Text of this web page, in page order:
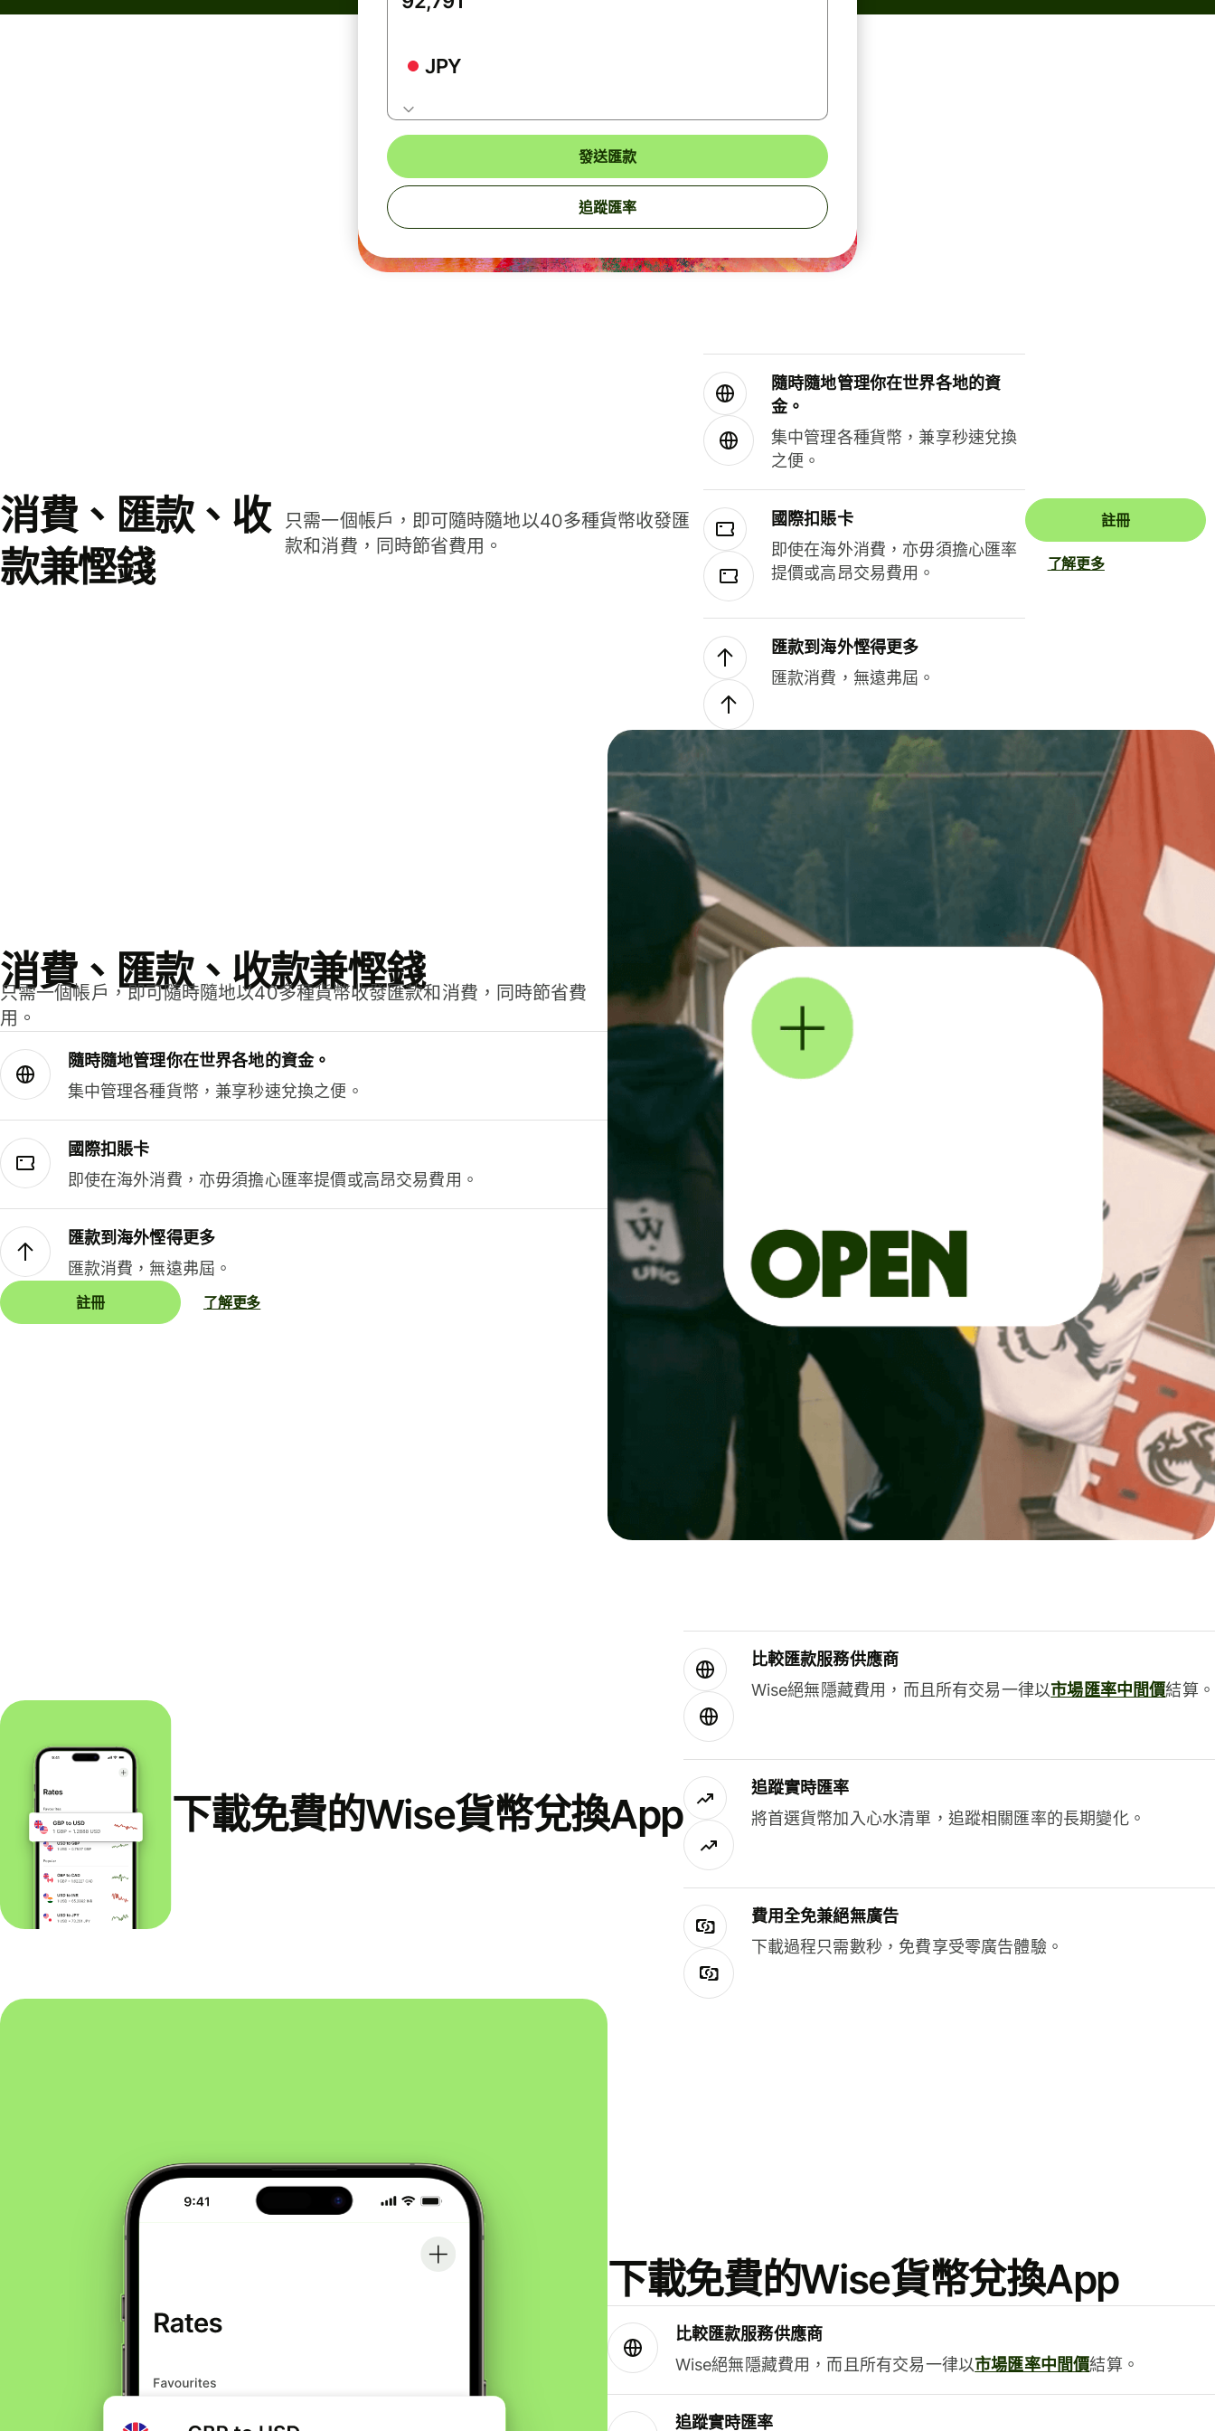
JPY
發送匯款
追蹤匯率
消費、匯款、收
款兼慳錢
只需一個帳戶，即可隨時隨地以40多種貨幣收發匯
款和消費，同時節省費用。
隨時隨地管理你在世界各地的資
金。
集中管理各種貨幣，兼享秒速兌換
之便。
國際扣賬卡
即使在海外消費，亦毋須擔心匯率
提價或高昂交易費用。
匯款到海外慳得更多
匯款消費，無遠弗屆。
註冊
了解更多
消費、匯款、收款兼慳錢
只需一個帳戶，即可隨時隨地以40多種貨幣收發匯款和消費，同時節省費
用。
隨時隨地管理你在世界各地的資金。
集中管理各種貨幣，兼享秒速兌換之便。
國際扣賬卡
即使在海外消費，亦毋須擔心匯率提價或高昂交易費用。
匯款到海外慳得更多
匯款消費，無遠弗屆。
註冊 了解更多
下載免費的Wise貨幣兌換App
比較匯款服務供應商
Wise絕無隱藏費用，而且所有交易一律以市場匯率中間價結算。
追蹤實時匯率
將首選貨幣加入心水清單，追蹤相關匯率的長期變化。
費用全免兼絕無廣告
下載過程只需數秒，免費享受零廣告體驗。
下載免費的Wise貨幣兌換App
比較匯款服務供應商
Wise絕無隱藏費用，而且所有交易一律以市場匯率中間價結算。
追蹤實時匯率